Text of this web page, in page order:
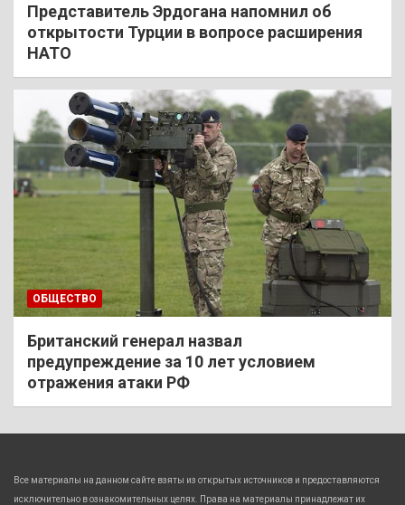
Представитель Эрдогана напомнил об
открытости Турции в вопросе расширения
НАТО
ОБЩЕСТВО
Британский генерал назвал
предупреждение за 10 лет условием
отражения атаки РФ
Все материалы на данном сайте взяты из открытых источников и предоставляются
исключительно в ознакомительных целях. Права на материалы принадлежат их